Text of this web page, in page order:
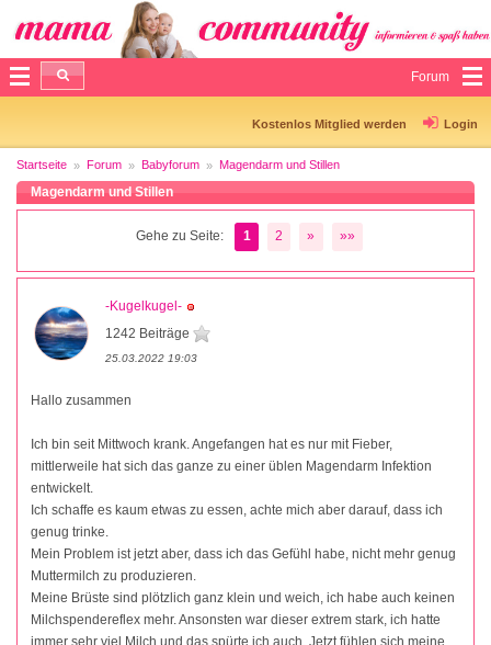
Forum
Kostenlos Mitglied werden Login
Startseite Forum Babyforum Magendarm und Stillen
Magendarm und Stillen
Gehe zu Seite: 1 2 » »»
-Kugelkugel-
1242 Beiträge
25.03.2022 19:03
Hallo zusammen
Ich bin seit Mittwoch krank. Angefangen hat es nur mit Fieber,
mittlerweile hat sich das ganze zu einer üblen Magendarm Infektion
entwickelt.
Ich schaffe es kaum etwas zu essen, achte mich aber darauf, dass ich
genug trinke.
Mein Problem ist jetzt aber, dass ich das Gefühl habe, nicht mehr genug
Muttermilch zu produzieren.
Meine Brüste sind plötzlich ganz klein und weich, ich habe auch keinen
Milchspendereflex mehr. Ansonsten war dieser extrem stark, ich hatte
immer sehr viel Milch und das spürte ich auch. Jetzt fühlen sich meine